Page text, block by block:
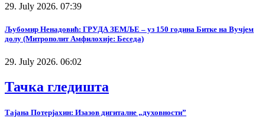
29. July 2026. 07:39
Љубомир Ненадовић: ГРУДА ЗЕМЉЕ – уз 150 година Битке на Вучјем
долу (Митрополит Амфилохије: Беседа)
29. July 2026. 06:02
Тачка гледишта
Тајана Потерјахин: Изазов дигиталне „духовности”